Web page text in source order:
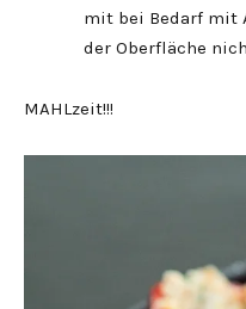
mit bei Bedarf mit
der Oberfläche
MAHLzeit!!!